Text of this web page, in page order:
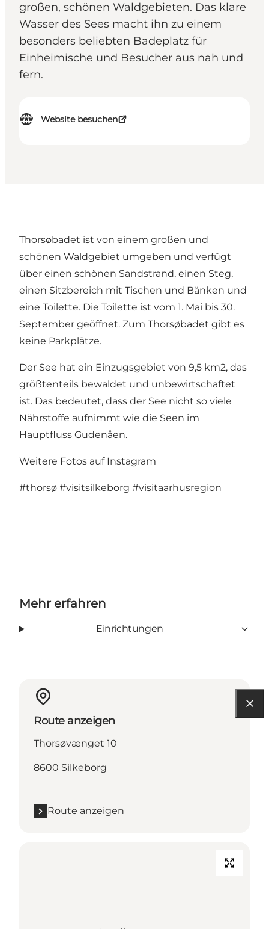
großen, schönen Waldgebieten. Das klare
Wasser des Sees macht ihn zu einem
besonders beliebten Badeplatz für
Einheimische und Besucher aus nah und
fern.
Website besuchen
Thorsøbadet ist von einem großen und
schönen Waldgebiet umgeben und verfügt
über einen schönen Sandstrand, einen Steg,
einen Sitzbereich mit Tischen und Bänken und
eine Toilette. Die Toilette ist vom 1. Mai bis 30.
September geöffnet. Zum Thorsøbadet gibt es
keine Parkplätze.
Der See hat ein Einzugsgebiet von 9,5 km2, das
größtenteils bewaldet und unbewirtschaftet
ist. Das bedeutet, dass der See nicht so viele
Nährstoffe aufnimmt wie die Seen im
Hauptfluss Gudenåen.
Weitere Fotos auf Instagram
#thorsø #visitsilkeborg #visitaarhusregion
Mehr erfahren
Einrichtungen
Route anzeigen
Thorsøvænget 10
8600 Silkeborg
Route anzeigen